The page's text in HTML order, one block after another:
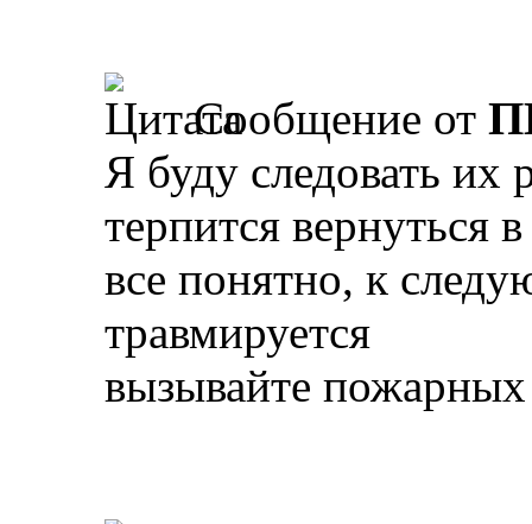
Сообщение от
Я буду следовать их
терпится вернуться
все понятно, к
травмируется
вызывайте